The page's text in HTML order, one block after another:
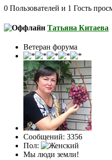
0 Пользователей и 1 Гость
Татьяна Китаева
Ветеран форума
Сообщений: 3356
Пол:
Мы люди земли!